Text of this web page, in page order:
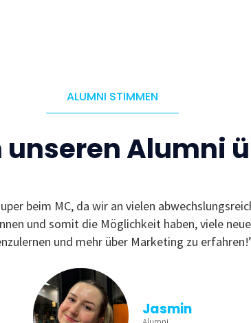
ALUMNI STIMMEN
unseren Alumni
beim MC, da wir an vielen
und somit die Möglichkeit haben, viele
und mehr über Marketing zu
Jasmin